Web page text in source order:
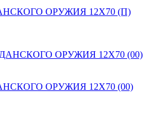
ОРУЖИЯ 12Х70 (П)
ОРУЖИЯ 12Х70 (00)